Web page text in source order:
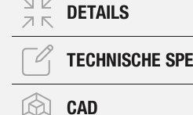
DETAILS
TECHNISCHE
CAD